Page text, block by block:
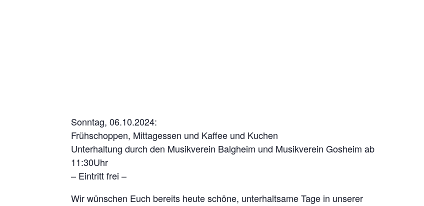
Sonntag, 06.10.2024:
Frühschoppen, Mittagessen und Kaffee und Kuchen
Unterhaltung durch den Musikverein Balgheim und Musikverein Gosheim ab
11:30Uhr
– Eintritt frei –
Wir wünschen Euch bereits heute schöne, unterhaltsame Tage in unserer